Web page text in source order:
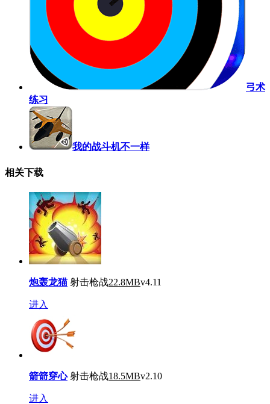
弓术
练习
我的战斗机不一样
相关下载
炮轰龙猫 射击枪战22.8MBv4.11
进入
箭箭穿心 射击枪战18.5MBv2.10
进入